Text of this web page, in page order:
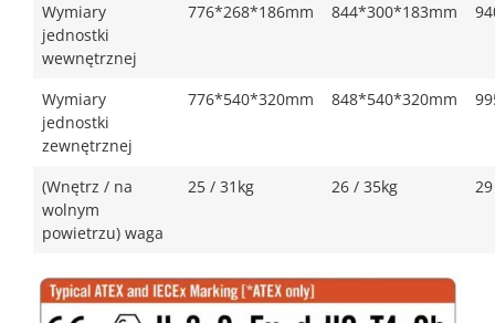
Wymiary
jednostki
wewnętrznej
776*268*186mm 844*300*183mm
Wymiary
jednostki
zewnętrznej
776*540*320mm 848*540*320mm
(Wnętrz / na
wolnym
powietrzu) waga
25 / 31kg 26 / 35kg